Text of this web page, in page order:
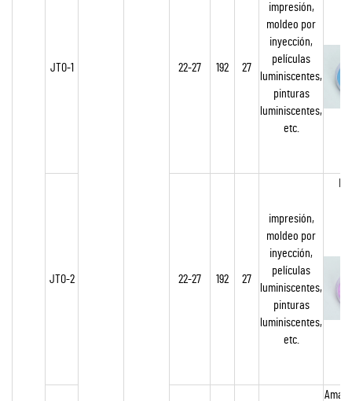
JTO-1 22-27 192 27
impresión,
moldeo por
inyección,
películas
luminiscentes,
pinturas
luminiscentes,
etc.
JTO-2 22-27 192 27
impresión,
moldeo por
inyección,
películas
luminiscentes,
pinturas
luminiscentes,
etc.